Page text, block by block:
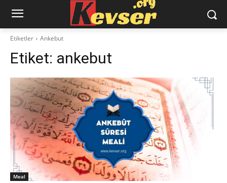
Etiketler Ankebut
Etiket: ankebut
Meal